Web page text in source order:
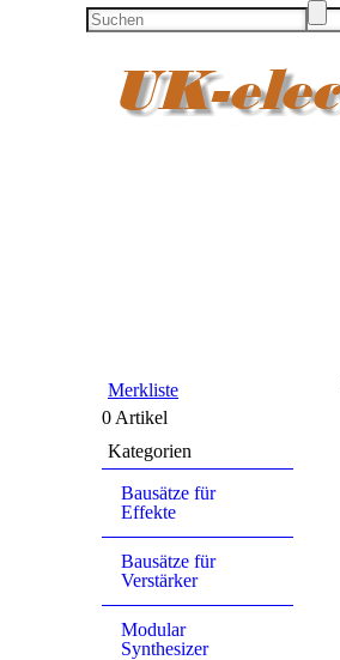
Merkliste
0 Artikel
Kategorien
Bausätze für
Effekte
Bausätze für
Verstärker
Modular
Synthesizer